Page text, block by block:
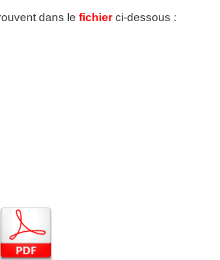
dans le fichier ci-dessous :